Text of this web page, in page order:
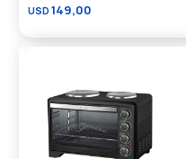
USD 149,00